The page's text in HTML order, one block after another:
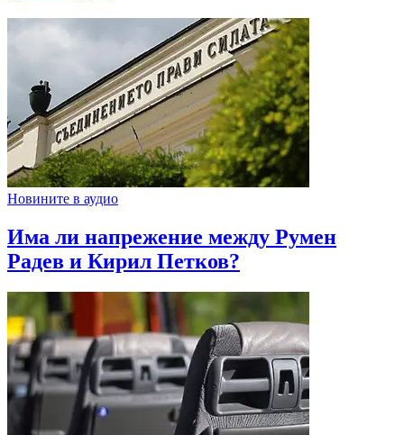
Новините в аудио
Има ли напрежение между Румен
Радев и Кирил Петков?